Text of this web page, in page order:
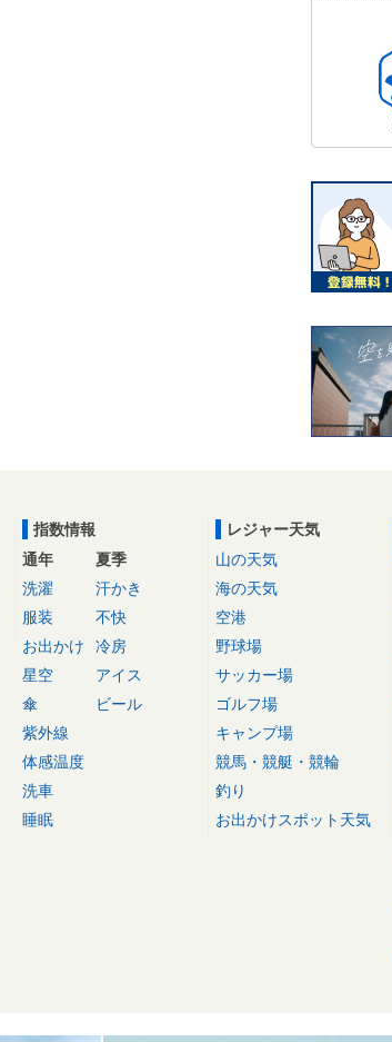
指数情報
通年
洗濯
服装
お出かけ
星空
傘
紫外線
体感温度
洗車
睡眠
夏季
汗かき
不快
冷房
アイス
ビール
レジャー天気
山の天気
海の天気
空港
野球場
サッカー場
ゴルフ場
キャンプ場
競馬・競艇・競輪
釣り
お出かけスポット天気